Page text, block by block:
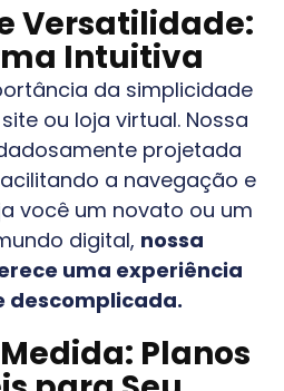
Versatilidade:
Intuitiva
da simplicidade
ou loja virtual. Nossa
projetada
a navegação e
você um novato ou um
digital, nossa
uma experiência
descomplicada.
Planos